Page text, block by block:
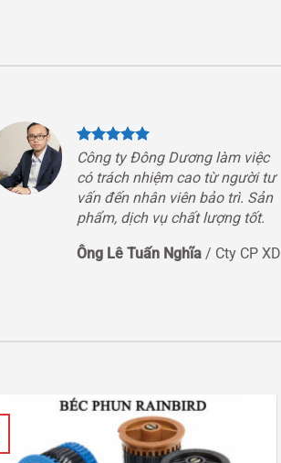
Công ty Đông Dương làm việc
có trách nhiệm cao từ người tư
vấn đến nhân viên bảo trì. Sản
phẩm, dịch vụ chất lượng tốt.
Ông Lê Tuấn Nghĩa / Cty CP XD